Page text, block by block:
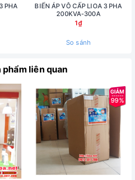
PHA
BIẾN ÁP VÔ CẤP LIOA 3 PHA
200KVA-300A
1₫
So sánh
phẩm liên quan
99%